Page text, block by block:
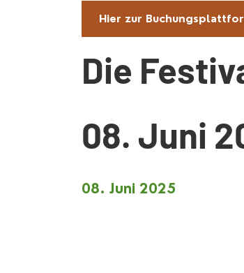
Hier zur
Die
08. Juni
08. Juni 2025